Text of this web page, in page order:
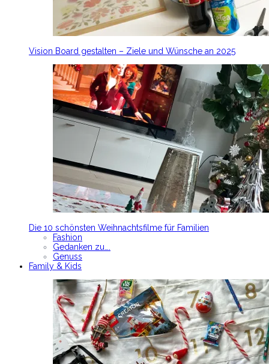
Vision Board gestalten – Ziele und Wünsche an 2025
Die 10 schönsten Weihnachtsfilme für Familien
Fashion
Gedanken zu….
Genuss
Family & Kids